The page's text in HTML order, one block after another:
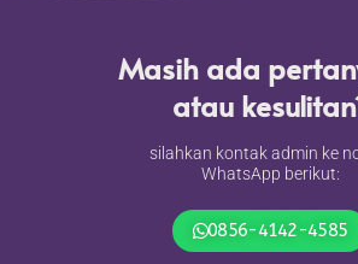
Masih ada
atau
silahkan kontak admin ke
WhatsApp berikut:
0856-4142-4585